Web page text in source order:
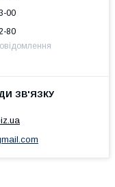
00
80